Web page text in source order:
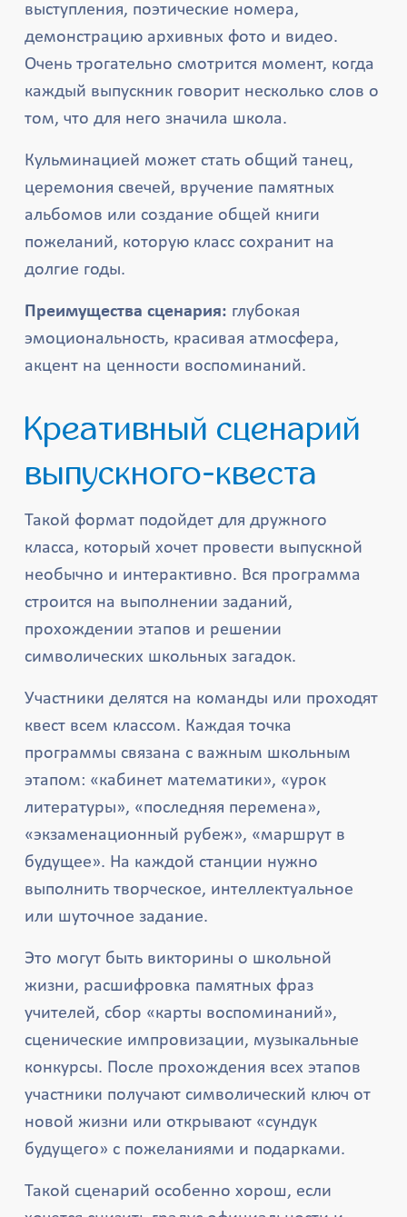
выступления, поэтические номера,
демонстрацию архивных фото и видео.
Очень трогательно смотрится момент, когда
каждый выпускник говорит несколько слов о
том, что для него значила школа.
Кульминацией может стать общий танец,
церемония свечей, вручение памятных
альбомов или создание общей книги
пожеланий, которую класс сохранит на
долгие годы.
Преимущества сценария: глубокая
эмоциональность, красивая атмосфера,
акцент на ценности воспоминаний.
Креативный сценарий
выпускного-квеста
Такой формат подойдет для дружного
класса, который хочет провести выпускной
необычно и интерактивно. Вся программа
строится на выполнении заданий,
прохождении этапов и решении
символических школьных загадок.
Участники делятся на команды или проходят
квест всем классом. Каждая точка
программы связана с важным школьным
этапом: «кабинет математики», «урок
литературы», «последняя перемена»,
«экзаменационный рубеж», «маршрут в
будущее». На каждой станции нужно
выполнить творческое, интеллектуальное
или шуточное задание.
Это могут быть викторины о школьной
жизни, расшифровка памятных фраз
учителей, сбор «карты воспоминаний»,
сценические импровизации, музыкальные
конкурсы. После прохождения всех этапов
участники получают символический ключ от
новой жизни или открывают «сундук
будущего» с пожеланиями и подарками.
Такой сценарий особенно хорош, если